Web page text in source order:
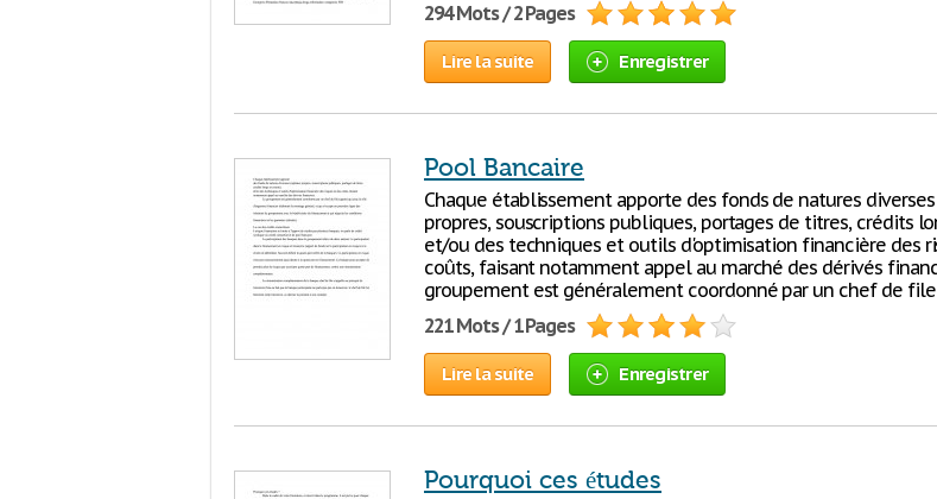
294 Mots / 2 Pages
Lire la suite Enregistrer
Pool Bancaire
Chaque établissement apporte des fonds de natures
propres, souscriptions publiques, portages de titres, crédits
et/ou des techniques et outils d'optimisation financière des
coûts, faisant notamment appel au marché des dérivés
groupement est généralement coordonné par un chef de
221 Mots / 1 Pages
Lire la suite Enregistrer
Pourquoi ces études